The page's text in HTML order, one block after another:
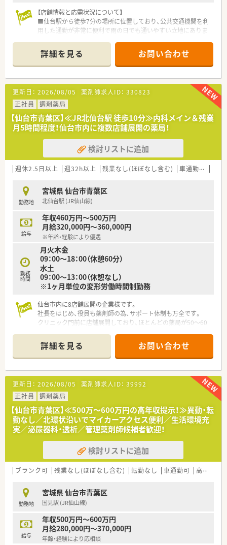
【店舗情報と応需状況について】
■仙台駅から徒歩7分の場所に位置しており、公共交通機関を利
用した通勤が非常に便利で雨の日でも通いやすい立地にありま
■物販を主としたドラッグストアであるため、処方箋応需はござ
いませんが、第1類医薬品の販売を通して地域に貢献ができま
す。
■現在はパートスタッフを中心に運営されており、現場の薬剤師
数は状況に応じて柔軟に配置される体制を整えている状況で
す。
【想定される業務内容】
■主に店舗での第1類医薬品のカウンセリング販売や、お客様の
症状に合わせた適切な一般用医薬品の選定とアドバイスを担当
します。
■調剤業務は一切ございませんので、OTC販売のスペシャリスト
として接客を通じたお客様への健康サポートに専念できる内容
です。
による呼び込みなど、店舗運営に関わる業務全般にも携わりま
す。
【法人特徴について】
■全国規模でドラッグストアチェーンを展開しており、圧倒的な
集客力と収益性を武器に業界内でもトップレベルの地位を確立
しています。
■駅前の一等地に特化した出店戦略を継続しており、近年ではイ
ンバウンド需要に対応するための多言語スタッフ配置も特徴的
です。
■非上場企業という強みを活かして無理な出店計画は立てず、着
実かつ健全な経営を続けることで安定した雇用環境を提供して
詳細を見る お問い合わせ
更新日： 2026/08/05 薬剤師求人ID： 330823
正社員
調剤薬局
【仙台市青葉区】≪JR北仙台駅 徒歩10分≫内科メイン＆残業
月5時間程度！仙台市内に複数店舗展開の薬局！
検討リストに追加
週休2.5日以上 週32h以上 残業なし(ほぼなし含む) 車通勤可
勤務地
宮城県 仙台市青葉区
北仙台駅 (JR仙山線)
給与
年収460万円～500万円
月給320,000円～360,000円
※年齢・経験により優遇
勤務
時間
月火木金
09：00～18：00（休憩60分）
水土
09：00～13：00（休憩なし）
※1ヶ月単位の変形労働時間制勤務
仙台市内に8店舗展開の企業様です。
社長をはじめ、役員も薬剤師の為、サポート体制も万全です。
クリニック門前に店舗展開しており、ほとんどの薬局が50～60
<こんな薬局です>
■仙台市に数店舗展開している地元密着系の調剤薬局です。代
表者は女性薬剤師の方で、子育て中のママさん薬剤師も多く活躍
しております。若手からベテランまで、患者様を第一に考えた接
客を心掛けております。
■お車通勤もバス通勤でもOK!仙台市内中心部までのバスの本
数も多く、バス通勤でも利便性は良いエリアです♪在宅業務数件
のみで担当者がおります。運転が苦手な方でも大丈夫！
■いずれの店舗ともゆったりと働ける環境です！病院のみや企業
出身の方で調剤薬局で活躍したい、興味があるという方もまずは
ご相談ください。
■電子薬歴はi-padを利用。場所をとらず自由に使えるので使い
勝手抜群です。薬歴記載のための残業もありません。
■JR・地下鉄北仙台駅そば。各方面からの通勤が便利な環境で
<企業の特長>
■仙台市のみに店舗展開をしております。基本的に異動はあり
ませんが、もしもの時でも転居の必要がなく、住み慣れたエリア
でご勤務いただけます。
■店舗のやり方は基本的なことはありますが、それ以外について
は各店舗におまかせ。エリアや店舗規模、応需科目によって各店
詳細を見る お問い合わせ
更新日： 2026/08/05 薬剤師求人ID： 39992
正社員
調剤薬局
【仙台市青葉区】≪500万～600万円の高年収提示！≫異動・転
勤なし／北環状沿いでマイカーアクセス便利／生活環境充
実／泌尿器科・透析／管理薬剤師候補者歓迎！
検討リストに追加
ブランク可 残業なし(ほぼなし含む) 転勤なし 車通勤可 高給与(600万円以上)
勤務地
宮城県 仙台市青葉区
国見駅 (JR仙山線)
給与
年収500万円～600万円
月給280,000円～370,000円
年齢・経験により応相談